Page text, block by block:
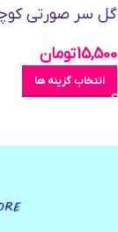
گل سر صورتی
15,500تومان
انتخاب گزینه ها